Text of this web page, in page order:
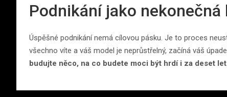
Podnikání jako nekonečná
Úspěšné podnikání nemá cílovou pásku. Je to proces
všechno víte a váš model je neprůstřelný, začíná váš
budujte něco, na co budete moci být hrdí i za deset